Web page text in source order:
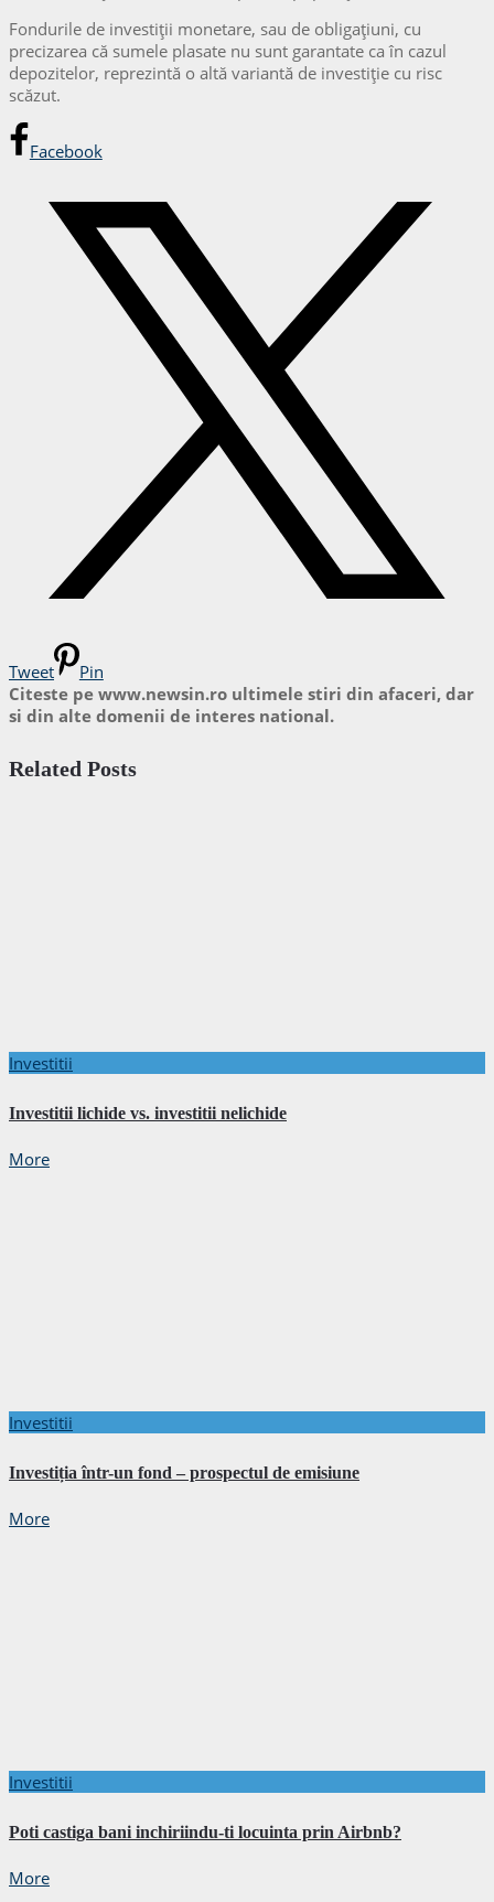
Fondurile de investiții monetare, sau de obligațiuni, cu
precizarea că sumele plasate nu sunt garantate ca în cazul
depozitelor, reprezintă o altă variantă de investiție cu risc
scăzut.
Facebook
Tweet
Pin
Citeste pe www.newsin.ro ultimele stiri din afaceri, dar
si din alte domenii de interes national.
Related Posts
Investitii
Investitii lichide vs. investitii nelichide
More
Investitii
Investiția într-un fond – prospectul de emisiune
More
Investitii
Poti castiga bani inchiriindu-ti locuinta prin Airbnb?
More